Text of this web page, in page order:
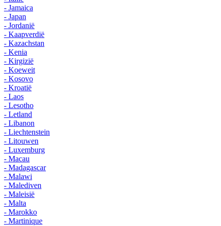
- Jamaica
- Japan
- Jordanië
- Kaapverdië
- Kazachstan
- Kenia
- Kirgizië
- Koeweit
- Kosovo
- Kroatië
- Laos
- Lesotho
- Letland
- Libanon
- Liechtenstein
- Litouwen
- Luxemburg
- Macau
- Madagascar
- Malawi
- Malediven
- Maleisië
- Malta
- Marokko
- Martinique